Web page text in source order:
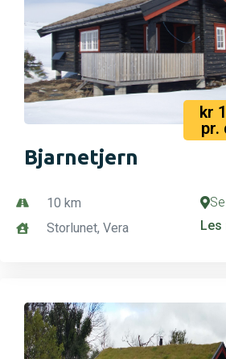
Bjarnetjern
kr
pr.
10 km
Storlunet, Vera
Les